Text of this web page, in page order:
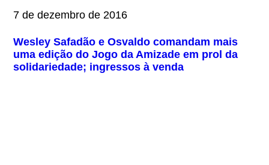
7 de dezembro de 2016
Wesley Safadão e Osvaldo comandam mais
uma edição do Jogo da Amizade em prol da
solidariedade; ingressos à venda